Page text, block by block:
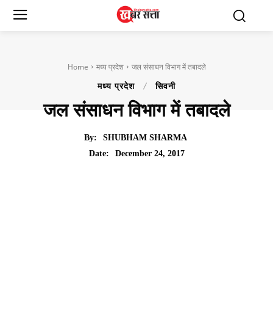
Home मध्य प्रदेश जल संसाधन विभाग में तबादले
मध्य प्रदेश सिवनी
जल संसाधन विभाग में तबादले
By:
SHUBHAM SHARMA
Date:
December 24, 2017